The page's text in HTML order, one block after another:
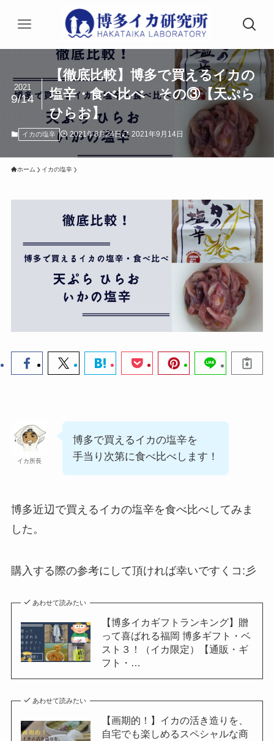
【徹底比較】博多で買えるイカの
塩辛・食べ比べ その③【天ぷら
ひらお】
2021
9/14
イカの塩辛 2021年8月24日 2021年9月14日
ホーム イカの塩辛
イカ所長
博多で買えるイカの塩辛を
手当り次第に食べ比べします！
博多近辺で買えるイカの塩辛を食べ比べしてみま
した。
購入する際の参考にして頂ければ幸いですくコ:彡
あわせて読みたい
【博多イカギフトランキング】贈
って喜ばれる福岡 博多ギフト・ベ
スト３！（イカ限定）【通販・ギ
フト・…
あわせて読みたい
【画期的！】イカの活き造りを、
自宅でも楽しめるスペシャルな商